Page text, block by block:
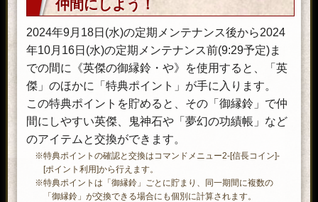
仲間にしよう！
2024年9月18日(水)の定期メンテナンス後から2024
年10月16日(水)の定期メンテナンス前(9:29予定)ま
での間に《英傑の御縁鈴・や》を使用すると、「英
傑」のほかに「特典ポイント」が手に入ります。
この特典ポイントを貯めると、その「御縁鈴」で仲
間にしやすい英傑、鬼神石や「夢幻の功績帳」など
のアイテムと交換ができます。
※特典ポイントの確認と交換はコマンドメニュー2-[信長コイン]-
[ポイント利用]から行えます。
※特典ポイントは「御縁鈴」ごとに貯まり、同一期間に複数の
「御縁鈴」が交換できる場合にも個別に計算されます。